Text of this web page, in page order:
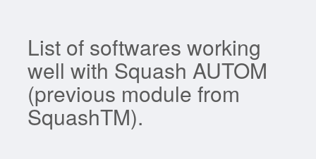
List of softwares working
well with Squash AUTOM
(previous module from
SquashTM).